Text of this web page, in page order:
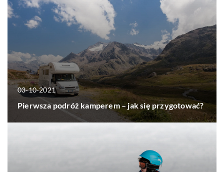
03-10-2021
Pierwsza podróż kamperem – jak się przygotować?